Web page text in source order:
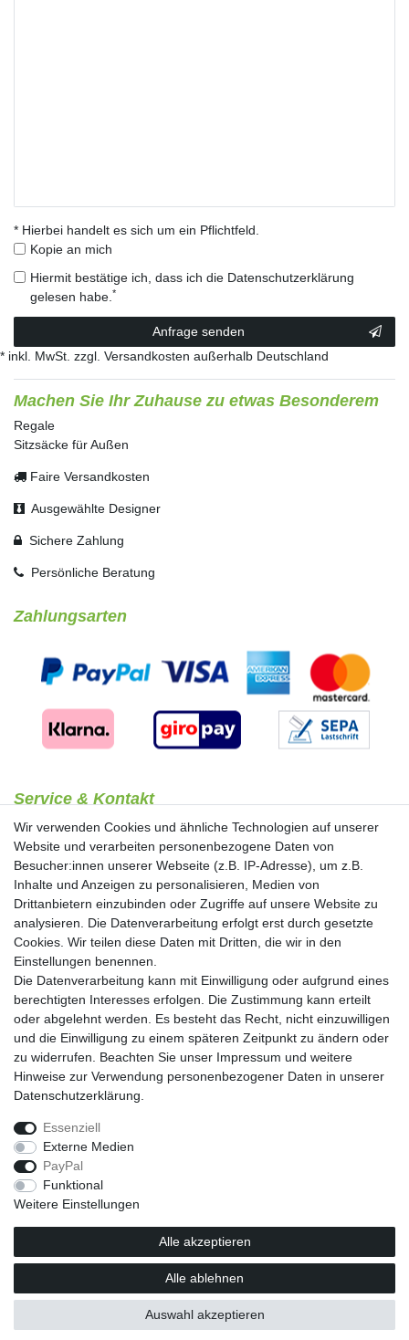
* Hierbei handelt es sich um ein Pflichtfeld.
Kopie an mich
Hiermit bestätige ich, dass ich die Daten­schutz­erklärung
gelesen habe.*
Honig
Anfrage senden
* inkl. MwSt. zzgl. Versandkosten außerhalb Deutschland
Machen Sie Ihr Zuhause zu etwas Besonderem
Regale
Sitzsäcke für Außen
Faire Versandkosten
Ausgewählte Designer
Sichere Zahlung
Persönliche Beratung
Zahlungsarten
Service & Kontakt
Bezahlung
Beratung & Kontakt
Mein Konto
Versand
Ausgewählte Marken für Sie
Impressum
Barrierefreiheitserklärung
Vertrag widerrufen
Wir verwenden Cookies und ähnliche Technologien auf unserer
Website und verarbeiten personenbezogene Daten von
Besucher:innen unserer Webseite (z.B. IP-Adresse), um z.B.
Inhalte und Anzeigen zu personalisieren, Medien von
Drittanbietern einzubinden oder Zugriffe auf unsere Website zu
analysieren. Die Datenverarbeitung erfolgt erst durch gesetzte
Cookies. Wir teilen diese Daten mit Dritten, die wir in den
Einstellungen benennen.
Die Datenverarbeitung kann mit Einwilligung oder aufgrund eines
berechtigten Interesses erfolgen. Die Zustimmung kann erteilt
oder abgelehnt werden. Es besteht das Recht, nicht einzuwilligen
und die Einwilligung zu einem späteren Zeitpunkt zu ändern oder
zu widerrufen. Beachten Sie unser Impressum und weitere
Hinweise zur Verwendung personenbezogener Daten in unserer
Daten­schutz­erklärung
Essenziell
Externe Medien
PayPal
Funktional
Weitere Einstellungen
Alle akzeptieren
Alle ablehnen
Auswahl akzeptieren